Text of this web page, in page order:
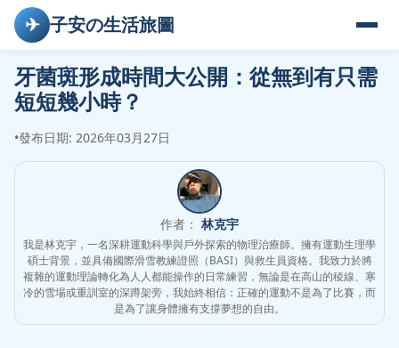
✈ 子安の生活旅圖
牙菌斑形成時間大公開：從無到有只需
短短幾小時？
•發布日期: 2026年03月27日
作者： 林克宇
我是林克宇，一名深耕運動科學與戶外探索的物理治療師。擁有運動生理學
碩士背景，並具備國際滑雪教練證照（BASI）與救生員資格。我致力於將
複雜的運動理論轉化為人人都能操作的日常練習，無論是在高山的稜線、寒
冷的雪場或重訓室的深蹲架旁，我始終相信：正確的運動不是為了比賽，而
是為了讓身體擁有支撐夢想的自由。